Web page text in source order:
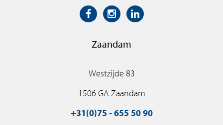
Zaandam
Westzijde 83
1506 GA Zaandam
+31(0)75 - 655 50 90